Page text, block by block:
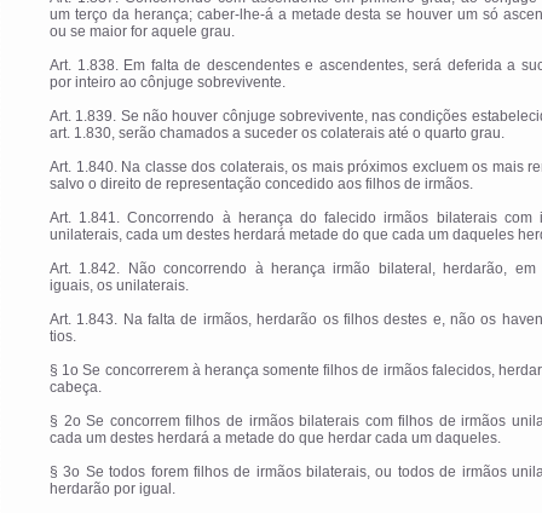
um terço da herança; caber-lhe-á a metade desta se houver um só
ou se maior for aquele grau.
Art. 1.838. Em falta de descendentes e ascendentes, será deferida a
por inteiro ao cônjuge sobrevivente.
Art. 1.839. Se não houver cônjuge sobrevivente, nas condições
art. 1.830, serão chamados a suceder os colaterais até o quarto grau.
Art. 1.840. Na classe dos colaterais, os mais próximos excluem os mais
salvo o direito de representação concedido aos filhos de irmãos.
Art. 1.841. Concorrendo à herança do falecido irmãos bilaterais com
unilaterais, cada um destes herdará metade do que cada um daqueles
Art. 1.842. Não concorrendo à herança irmão bilateral, herdarão, em
iguais, os unilaterais.
Art. 1.843. Na falta de irmãos, herdarão os filhos destes e, não os
tios.
§ 1o Se concorrerem à herança somente filhos de irmãos falecidos,
cabeça.
§ 2o Se concorrem filhos de irmãos bilaterais com filhos de irmãos
cada um destes herdará a metade do que herdar cada um daqueles.
§ 3o Se todos forem filhos de irmãos bilaterais, ou todos de irmãos
herdarão por igual.